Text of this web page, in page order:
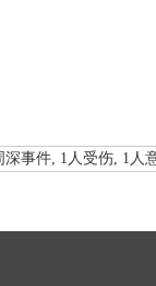
深事件, 1人受伤, 1